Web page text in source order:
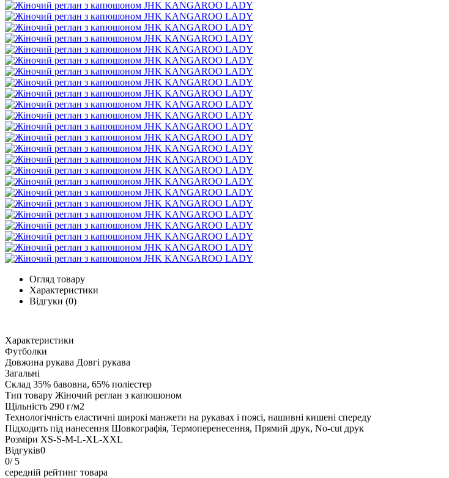
Огляд товару
Характеристики
Відгуки (0)
Характеристики
Футболки
Довжина рукава Довгі рукава
Загальні
Склад 35% бавовна, 65% поліестер
Тип товару Жіночий реглан з капюшоном
Щільність 290 г/м2
Технологічність еластичні широкі манжети на рукавах і поясі, нашивні кишені спереду
Підходить під нанесення Шовкографія, Термоперенесення, Прямий друк, No-cut друк
Розміри XS-S-M-L-XL-XXL
Відгуків0
0/ 5
середній рейтинг товара